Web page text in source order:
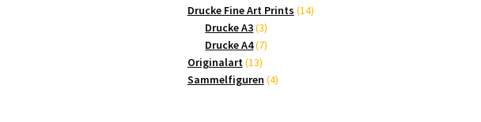
Drucke Fine Art Prints 1414
Drucke A3 33
Produkte
Drucke A4 77
Originalart 1313
Produkte
Sammelfiguren 44